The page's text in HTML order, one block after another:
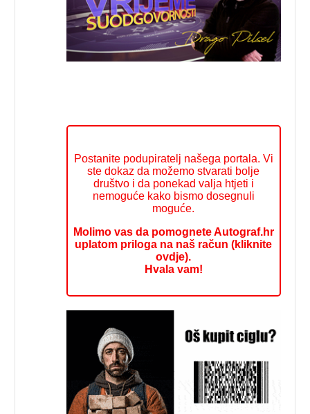
Postanite podupiratelj našega portala. Vi
ste dokaz da možemo stvarati bolje
društvo i da ponekad valja htjeti i
nemoguće kako bismo dosegnuli
moguće.
Molimo vas da pomognete Autograf.hr
uplatom priloga na naš račun (kliknite
ovdje).
Hvala vam!